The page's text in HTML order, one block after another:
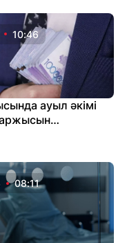
10:46
ауыл әкімі
08:11